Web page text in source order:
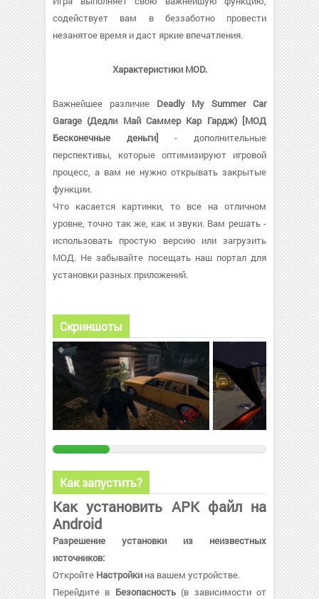
содействует вам в беззаботно провести
незанятое время и даст яркие впечатления.
Характеристики MOD.
Важнейшее различие Deadly My Summer Car
Garage (Дедли Май Саммер Кар Гардж) [МОД
Бесконечные деньги] - дополнительные
перспективы, которые оптимизируют игровой
процесс, а вам не нужно открывать закрытые
функции.
Что касается картинки, то все на отличном
уровне, точно так же, как и звуки. Вам решать -
использовать простую версию или загрузить
МОД. Не забывайте посещать наш портал для
установки разных приложений.
Скриншоты
Как запустить?
Как установить APK файл на
Android
Разрешение установки из неизвестных
источников:
Откройте Настройки на вашем устройстве.
Перейдите в Безопасность(в зависимости от